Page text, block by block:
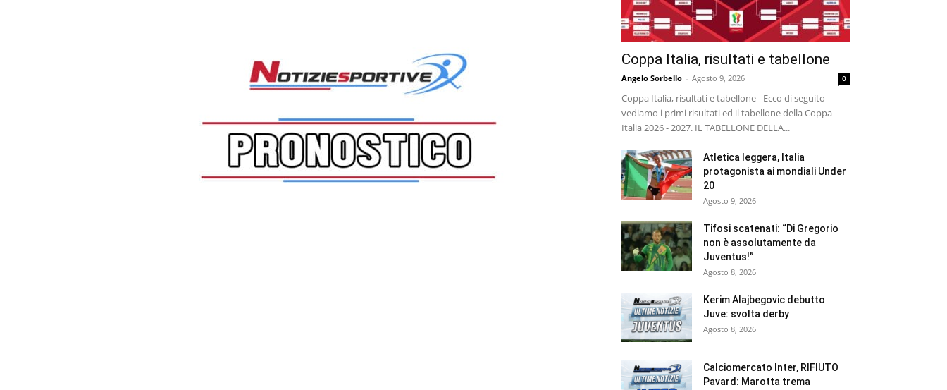
Coppa Italia, risultati e tabellone
Angelo Sorbello - Agosto 9, 2026 0
Coppa Italia, risultati e tabellone - Ecco di seguito
vediamo i primi risultati ed il tabellone della Coppa
Italia 2026 - 2027. IL TABELLONE DELLA...
Atletica leggera, Italia
protagonista ai mondiali Under
20
Agosto 9, 2026
Tifosi scatenati: “Di Gregorio
non è assolutamente da
Juventus!”
Agosto 8, 2026
Kerim Alajbegovic debutto
Juve: svolta derby
Agosto 8, 2026
Calciomercato Inter, RIFIUTO
Pavard: Marotta trema